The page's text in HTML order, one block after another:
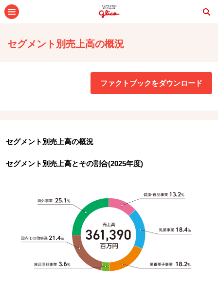
セグメント別売上高の概況
ファクトブックをダウンロード
セグメント別売上高の概況
セグメント別売上高とその割合(2025年度)